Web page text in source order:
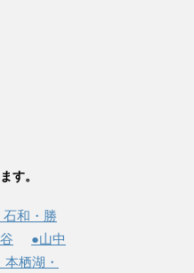
す。
和・勝
●山中
栖湖・